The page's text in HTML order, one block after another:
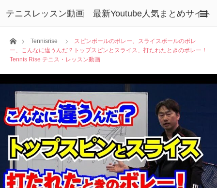
テニスレッスン動画 最新Youtube人気まとめサイト
ホームTennisrise
スピンボールのボレー、スライスボールのボレ
ー、こんなに違うんだ？トップスピンとスライス、打たれたときのボレー！
Tennis Rise テニス・レッスン動画